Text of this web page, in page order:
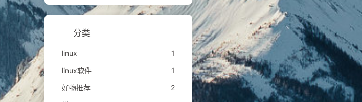
分类
linux
1
linux软件
1
好物推荐
2